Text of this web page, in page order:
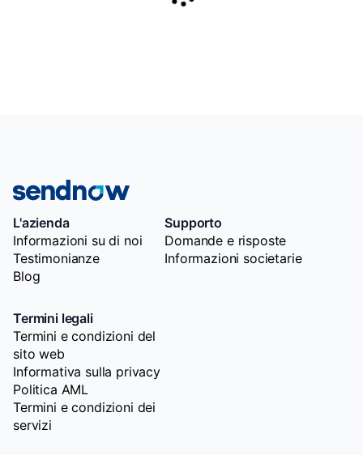
L'azienda
Informazioni su di noi
Testimonianze
Blog
Supporto
Domande e risposte
Informazioni societarie
Termini legali
Termini e condizioni del
sito web
Informativa sulla privacy
Politica AML
Termini e condizioni dei
servizi